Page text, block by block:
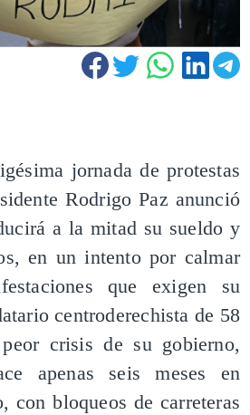
jornada de protestas
Rodrigo Paz anunció
a la mitad su sueldo y
en un intento por calmar
que exigen su
centroderechista de 58
crisis de su gobierno,
apenas seis meses en
con bloqueos de carreteras